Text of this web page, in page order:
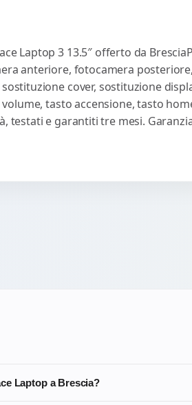
Laptop 3 13.5″ offerto da
anteriore, fotocamera
cover, sostituzione
tasto accensione, tasto
testati e garantiti tre mesi.
Laptop a Brescia?